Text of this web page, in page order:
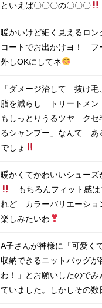
といえば〇〇〇の〇〇〇
暖かいけど細く見えるロン
コートでお出かけヨ！ フ
外しOKにしてネ
「ダメージ治して 抜け毛
脂を減らし トリートメン
もしっとりうるツヤ クセ
るシャンプー」なんて あ
でしょ
暖かくてかわいいシューズ
もちろんフィット感は
れど カラーバリエーショ
楽しみたいわ
A子さんが神様に「可愛く
収納できるニットバッグが
わ！」とお願いしたのでみ
ていました。しかしその数